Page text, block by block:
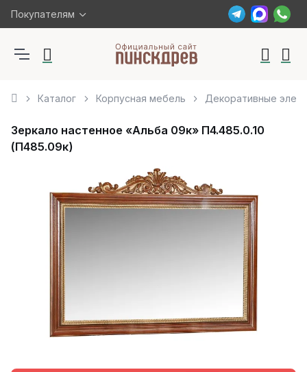
Покупателям
Каталог Корпусная мебель Декоративные
Зеркало настенное «Альба 09к» П4.485.0.10
(П485.09к)